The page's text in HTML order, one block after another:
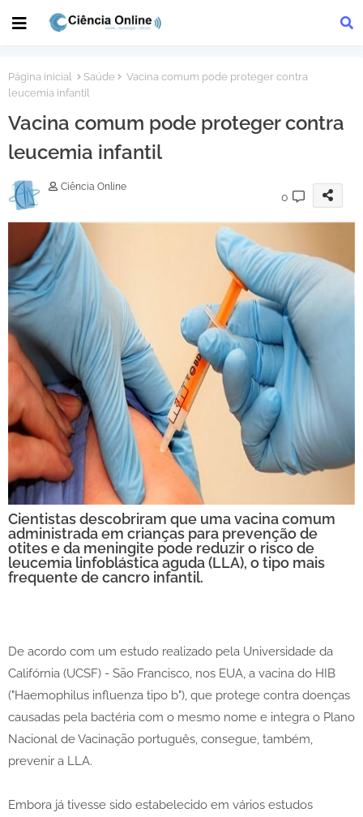
Página inicial Saúde
Vacina comum pode proteger contra
leucemia infantil
Vacina comum pode proteger contra
leucemia infantil
Ciência Online
0
Cientistas descobriram que uma vacina comum
administrada em crianças para prevenção de
otites e da meningite pode reduzir o risco de
leucemia linfoblástica aguda (LLA), o tipo mais
frequente de cancro infantil.
De acordo com um estudo realizado pela Universidade da
Califórnia (UCSF) - São Francisco, nos EUA, a vacina do HIB
("Haemophilus influenza tipo b"), que protege contra doenças
causadas pela bactéria com o mesmo nome e integra o Plano
Nacional de Vacinação português, consegue, também,
prevenir a LLA.
Embora já tivesse sido estabelecido em vários estudos